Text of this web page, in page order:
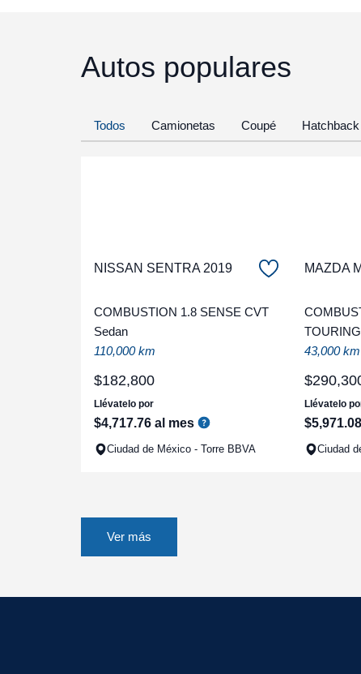
Autos populares
Todos Camionetas Coupé Hatchback
NISSAN SENTRA 2019
COMBUSTION 1.8 SENSE CVT
Sedan
110,000 km
$182,800
Llévatelo por
$4,717.76 al mes
Ciudad de México - Torre BBVA
MAZDA
43,000 km
$290,
Llévatelo
$5,971.08
Ciudad
Ver más